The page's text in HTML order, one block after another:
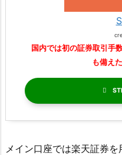
国内では初の証券取引手
も備え
メイン口座では楽天証券